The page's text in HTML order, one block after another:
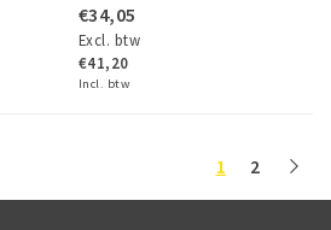
€34,05
Excl. btw
€41,20
Incl. btw
1 2